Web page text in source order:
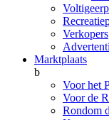
Verkopers
Marktplaats
b
Voor het
Voor de
Rondom